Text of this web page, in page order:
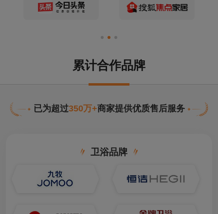
累计合作品牌
已为超过350万+商家提供优质售后服务
卫浴品牌